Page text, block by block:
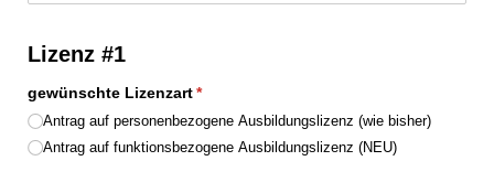
Lizenz #1
gewünschte Lizenzart*
(erforderlich)
Antrag auf personenbezogene Ausbildungslizenz (wie bisher)
Antrag auf funktionsbezogene Ausbildungslizenz (NEU)